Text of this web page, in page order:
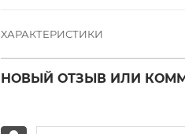
ХАРАКТЕРИСТИКИ
НОВЫЙ ОТЗЫВ ИЛИ